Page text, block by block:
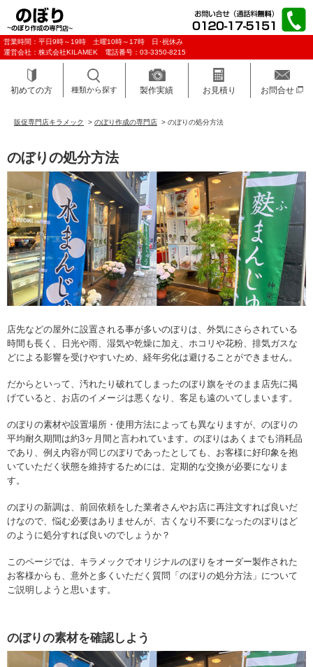
営業時間：平日9時～19時 土曜10時～17時 日･祝休み
運営会社：株式会社KILAMEK 電話番号：03-3350-8215
初めての方 種類から探す 製作実績 お見積り お問合せ
販促専門店キラメック > のぼり作成の専門店 > のぼりの処分方法
のぼりの処分方法
店先などの屋外に設置される事が多いのぼりは、外気にさらされている
時間も長く、日光や雨、湿気や乾燥に加え、ホコリや花粉、排気ガスな
どによる影響を受けやすいため、経年劣化は避けることができません。
だからといって、汚れたり破れてしまったのぼり旗をそのまま店先に掲
げていると、お店のイメージは悪くなり、客足も遠のいてしまいます。
のぼりの素材や設置場所・使用方法によっても異なりますが、のぼりの
平均耐久期間は約3ヶ月間と言われています。のぼりはあくまでも消耗品
であり、例え内容が同じのぼりであったとしても、お客様に好印象を抱
いていただく状態を維持するためには、定期的な交換が必要になりま
す。
のぼりの新調は、前回依頼をした業者さんやお店に再注文すれば良いだ
けなので、悩む必要はありませんが、古くなり不要になったのぼりはど
のように処分すれば良いのでしょうか？
このページでは、キラメックでオリジナルのぼりをオーダー製作された
お客様からも、意外と多くいただく質問「のぼりの処分方法」について
ご説明しようと思います。
のぼりの素材を確認しよう